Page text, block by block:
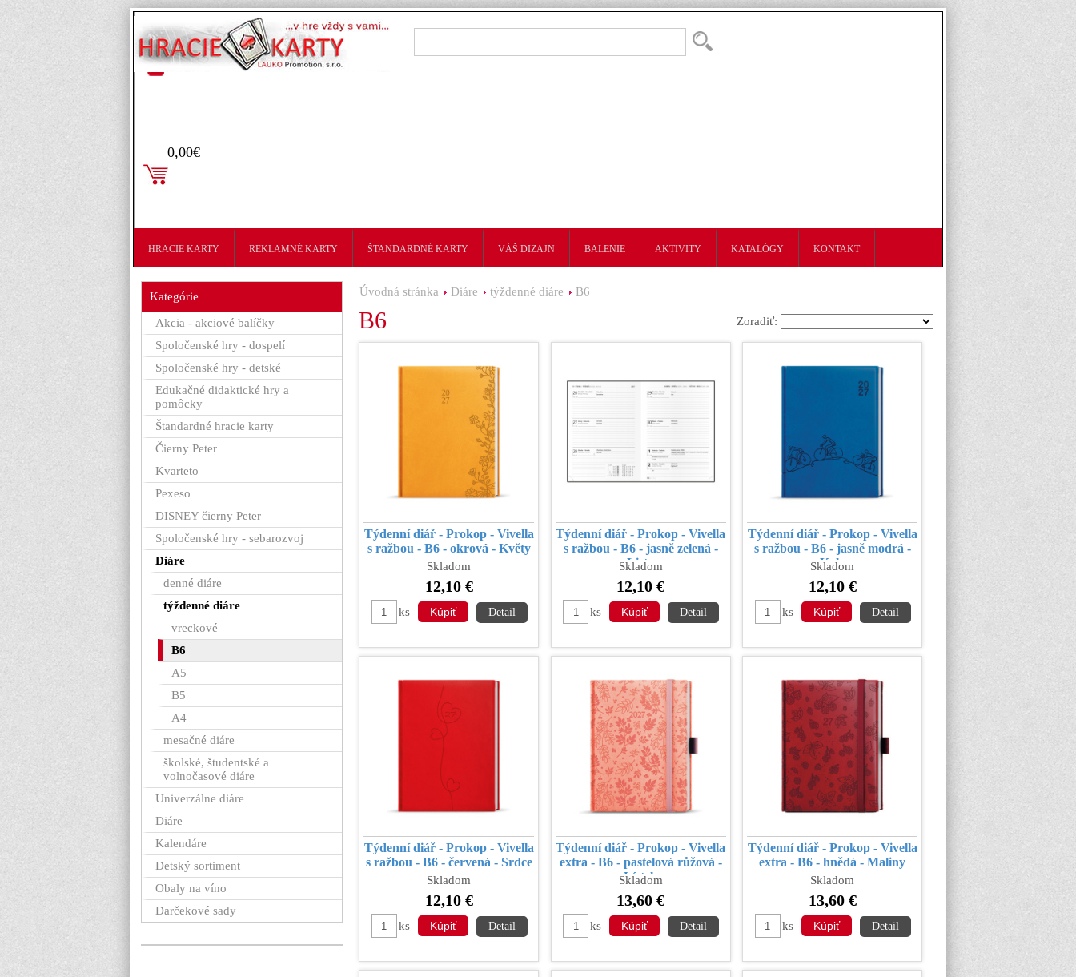
Prihlásenie
0,00€
HRACIE KARTY REKLAMNÉ KARTY ŠTANDARDNÉ KARTY VÁŠ DIZAJN BALENIE AKTIVITY KATALÓGY KONTAKT
Úvodná stránka Diáre týždenné diáre B6
B6 Zoradiť:
Týdenní diář - Prokop - Vivella
s ražbou - B6 - okrová - Květy
Skladom
12,10 €
ks Detail
Týdenní diář - Prokop - Vivella
s ražbou - B6 - jasně zelená -
Listy
Skladom
12,10 €
ks Detail
Týdenní diář - Prokop - Vivella
s ražbou - B6 - jasně modrá -
Kolo
Skladom
12,10 €
ks Detail
Týdenní diář - Prokop - Vivella
s ražbou - B6 - červená - Srdce
Skladom
12,10 €
ks Detail
Týdenní diář - Prokop - Vivella
extra - B6 - pastelová růžová -
Lístek
Skladom
13,60 €
ks Detail
Týdenní diář - Prokop - Vivella
extra - B6 - hnědá - Maliny
Skladom
13,60 €
ks Detail
Kategórie
Akcia - akciové balíčky
Spoločenské hry - dospelí
Spoločenské hry - detské
Edukačné didaktické hry a
pomôcky
Štandardné hracie karty
Čierny Peter
Kvarteto
Pexeso
DISNEY čierny Peter
Spoločenské hry - sebarozvoj
Diáre
denné diáre
týždenné diáre
vreckové
B6
A5
B5
A4
mesačné diáre
školské, študentské a
volnočasové diáre
Univerzálne diáre
Diáre
Kalendáre
Detský sortiment
Obaly na víno
Darčekové sady